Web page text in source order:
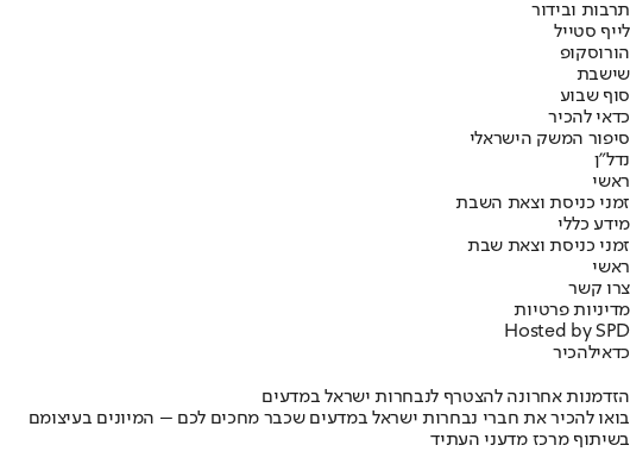
תרבות ובידור
לייף סטייל
הורוסקופ
שישבת
סוף שבוע
כדאי להכיר
סיפור המשק הישראלי
נדל"ן
ראשי
זמני כניסת וצאת השבת
מידע כללי
זמני כניסת וצאת שבת
ראשי
צרו קשר
מדיניות פרטיות
Hosted by SPD
כדאילהכיר
הזדמנות אחרונה להצטרף לנבחרות ישראל במדעים
בואו להכיר את חברי נבחרות ישראל במדעים שכבר מחכים לכם – המיונים בעיצומם
בשיתוף מרכז מדעני העתיד